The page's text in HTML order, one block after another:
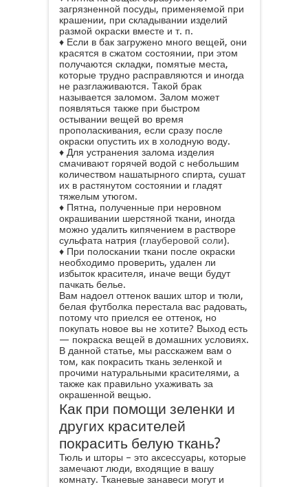
загрязненной посуды, применяемой при
крашении, при складывании изделий
размой окраски вместе и т. п.
♦ Если в бак загружено много вещей, они
красятся в сжатом состоянии, при этом
получаются складки, помятые места,
которые трудно расправляются и иногда
не разглаживаются. Такой брак
называется заломом. Залом может
появляться также при быстром
остывании вещей во время
прополаскивания, если сразу после
окраски опустить их в холодную воду.
♦ Для устранения залома изделия
смачивают горячей водой с небольшим
количеством нашатырного спирта, сушат
их в растянутом состоянии и гладят
тяжелым утюгом.
♦ Пятна, полученные при неровном
окрашивании шерстяной ткани, иногда
можно удалить кипячением в растворе
сульфата натрия (глауберовой соли).
♦ При полоскании ткани после окраски
необходимо проверить, удален ли
избыток красителя, иначе вещи будут
пачкать белье.
Вам надоел оттенок ваших штор и тюли,
белая футболка перестала вас радовать,
потому что приелся ее оттенок, но
покупать новое вы не хотите? Выход есть
— покраска вещей в домашних условиях.
В данной статье, мы расскажем вам о
том, как покрасить ткань зеленкой и
прочими натуральными красителями, а
также как правильно ухаживать за
окрашенной вещью.
Как при помощи зеленки и
других красителей
покрасить белую ткань?
Тюль и шторы – это аксессуары, которые
замечают люди, входящие в вашу
комнату. Тканевые занавеси могут и